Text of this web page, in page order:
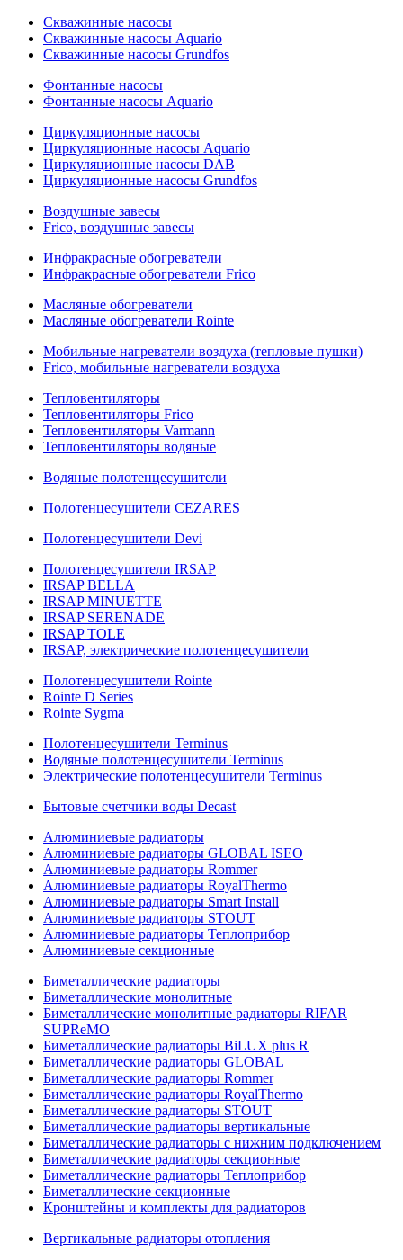
Скважинные насосы
Скважинные насосы Aquario
Скважинные насосы Grundfos
Фонтанные насосы
Фонтанные насосы Aquario
Циркуляционные насосы
Циркуляционные насосы Aquario
Циркуляционные насосы DAB
Циркуляционные насосы Grundfos
Воздушные завесы
Frico, воздушные завесы
Инфракрасные обогреватели
Инфракрасные обогреватели Frico
Масляные обогреватели
Масляные обогреватели Rointe
Мобильные нагреватели воздуха (тепловые пушки)
Frico, мобильные нагреватели воздуха
Тепловентиляторы
Тепловентиляторы Frico
Тепловентиляторы Varmann
Тепловентиляторы водяные
Водяные полотенцесушители
Полотенцесушители CEZARES
Полотенцесушители Devi
Полотенцесушители IRSAP
IRSAP BELLA
IRSAP MINUETTE
IRSAP SERENADE
IRSAP TOLE
IRSAP, электрические полотенцесушители
Полотенцесушители Rointe
Rointe D Series
Rointe Sygma
Полотенцесушители Terminus
Водяные полотенцесушители Terminus
Электрические полотенцесушители Terminus
Бытовые счетчики воды Decast
Алюминиевые радиаторы
Алюминиевые радиаторы GLOBAL ISEO
Алюминиевые радиаторы Rommer
Алюминиевые радиаторы RoyalThermo
Алюминиевые радиаторы Smart Install
Алюминиевые радиаторы STOUT
Алюминиевые радиаторы Теплоприбор
Алюминиевые секционные
Биметаллические радиаторы
Биметаллические монолитные
Биметаллические монолитные радиаторы RIFAR
SUPReMO
Биметаллические радиаторы BiLUX plus R
Биметаллические радиаторы GLOBAL
Биметаллические радиаторы Rommer
Биметаллические радиаторы RoyalThermo
Биметаллические радиаторы STOUT
Биметаллические радиаторы вертикальные
Биметаллические радиаторы с нижним подключением
Биметаллические радиаторы секционные
Биметаллические радиаторы Теплоприбор
Биметаллические секционные
Кронштейны и комплекты для радиаторов
Вертикальные радиаторы отопления